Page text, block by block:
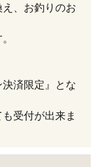
、お釣りのお
済限定』とな
受付が出来ま